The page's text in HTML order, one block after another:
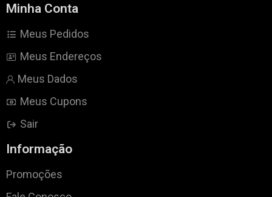
Minha Conta
Meus Pedidos
Meus Endereços
Meus Dados
Meus Cupons
Sair
Informação
Promoções